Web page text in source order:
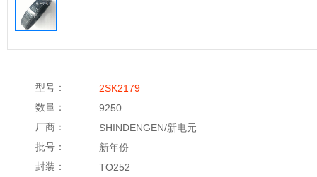
型号： 2SK2179
数量： 9250
厂商： SHINDENGEN/新电元
批号： 新年份
封装： TO252